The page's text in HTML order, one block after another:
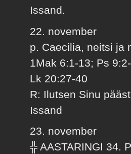
Issand.
22. november
p. Caecilia, neitsi ja
1Mak 6:1-13; Ps
Lk 20:27-40
R: Ilutsen Sinu
Issand
23. november
╬ AASTARINGI 34.